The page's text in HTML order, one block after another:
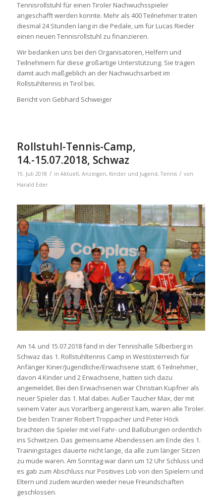
Tennisrollstuhl für einen Tiroler Nachwuchsspieler
angeschafft werden konnte. Mehr als 400 Teilnehmer traten
diesmal 24 Stunden lang in die Pedale, um für Lucas Rieder
einen neuen Tennisrollstuhl zu finanzieren.
Wir bedanken uns bei den Organisatoren, Helfern und
Teilnehmern für diese großartige Unterstützung. Sie tragen
damit auch maßgeblich an der Nachwuchsarbeit im
Rollstuhltennis in Tirol bei.
Bericht von Gebhard Schweiger
Rollstuhl-Tennis-Camp,
14.-15.07.2018, Schwaz
15. Juli 2018 / in Aktuell, Anzeigen, Kinder und Jugend,Tennis / von
Harald Eder
Am 14. und 15.07.2018 fand in der Tennishalle Silberberg in
Schwaz das 1. Rollstuhltennis Camp in Westösterreich für
Anfänger Kiner/Jugendliche/Erwachsene statt. 6 Teilnehmer,
davon 4 Kinder und 2 Erwachsene, hatten sich dazu
angemeldet. Bei den Erwachsenen war Christian Kupfner als
neuer Spieler das 1. Mal dabei. Außer Taucher Max, der mit
seinem Vater aus Vorarlberg angereist kam, waren alle Tiroler.
Die beiden Trainer Robert Troppacher und Peter Höck
brachten die Spieler mit viel Fahr- und Ballübungen ordentlich
ins Schwitzen. Das gemeinsame Abendessen am Ende des 1.
Trainingstages dauerte nicht lange, da alle zum länger Sitzen
zu müde waren. Am Sonntag war dann um 12 Uhr Schluss und
es gab zum Abschluss nur Positives Lob von den Spielern und
Eltern und zudem wurden wieder neue Freundschaften
geschlossen.